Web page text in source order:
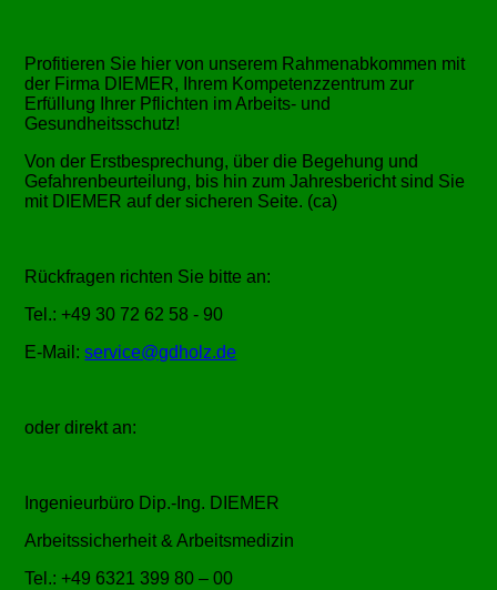
Profitieren Sie hier von unserem Rahmenabkommen mit
der Firma DIEMER, Ihrem Kompetenzzentrum zur
Erfüllung Ihrer Pflichten im Arbeits- und
Gesundheitsschutz!
Von der Erstbesprechung, über die Begehung und
Gefahrenbeurteilung, bis hin zum Jahresbericht sind Sie
mit DIEMER auf der sicheren Seite. (ca)
Rückfragen richten Sie bitte an:
Tel.: +49 30 72 62 58 - 90
E-Mail:service@gdholz.de
oder direkt an:
Ingenieurbüro Dip.-Ing. DIEMER
Arbeitssicherheit & Arbeitsmedizin
Tel.: +49 6321 399 80 – 00